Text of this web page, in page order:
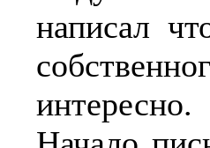
написал
интересно.